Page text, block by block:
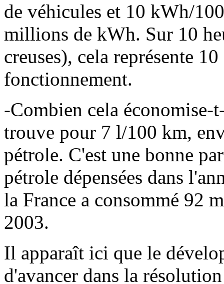
de véhicules et 10 kWh/
millions de kWh. Sur 10
creuses), cela représente
fonctionnement.
-Combien cela économise-
trouve pour 7 l/100 km,
pétrole. C'est une bonne
pétrole dépensées dans
la France a consommé 92
2003.
Il apparaît ici que le
d'avancer dans la